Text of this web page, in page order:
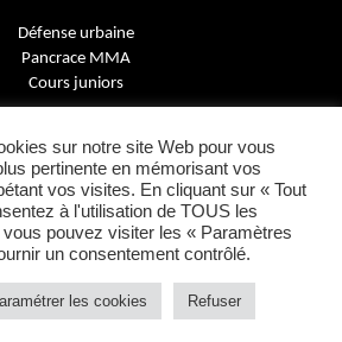
Défense urbaine
Pancrace MMA
Cours juniors
Contact
Mentions légales
sur notre site Web pour vous
pertinente en mémorisant vos
vos visites. En cliquant sur « Tout
à l'utilisation de TOUS les
pouvez visiter les « Paramètres
un consentement contrôlé.
les cookies Refuser